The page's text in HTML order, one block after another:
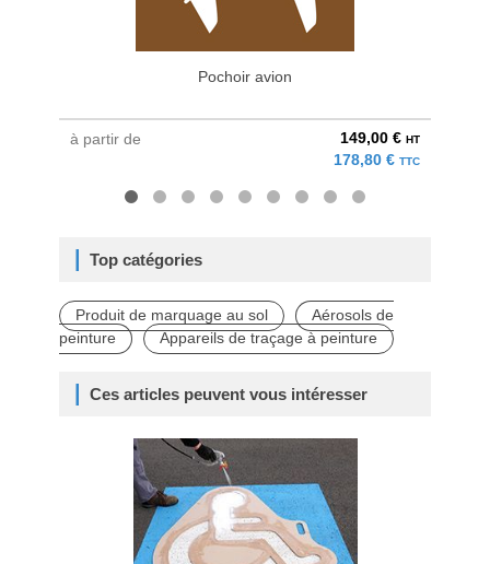
Pochoir avion
à partir de 149,00 € HT
178,80 € TTC
Top catégories
Produit de marquage au sol
Aérosols de
peinture
Appareils de traçage à peinture
Ces articles peuvent vous intéresser